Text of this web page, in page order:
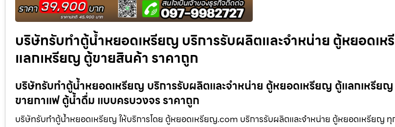
บริษัทรับทำตู้น้ำหยอดเหรียญ บริการรับผลิตและจำหน่าย ตู้หยอดเ
แลกเหรียญ ตู้ขายสินค้า ราคาถูก
บริษัทรับทำตู้น้ำหยอดเหรียญ บริการรับผลิตและจำหน่าย ตู้หยอดเหรียญ ตู้แลกเหรีย
ขายกาแฟ ตู้น้ำดื่ม แบบครบวงจร ราคาถูก
บริษัทรับทำตู้น้ำหยอดเหรียญ ให้บริการโดย ตู้หยอดเหรียญ.com บริการรับผลิตและจำหน่าย ตู้หยอดเหรียญ ทุก